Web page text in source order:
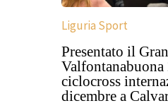
Liguria Sport
Presentato il
Valfontanabuona
ciclocross
dicembre a